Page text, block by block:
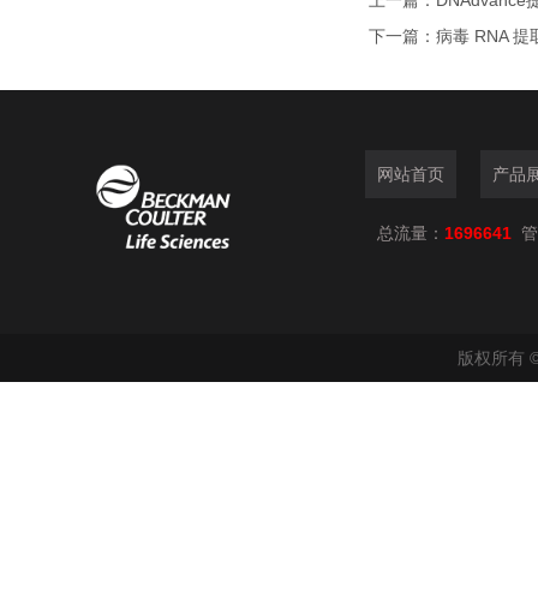
下一篇： 病毒 RNA 提
网站首页 产品
总流量： 1696641
版权所有